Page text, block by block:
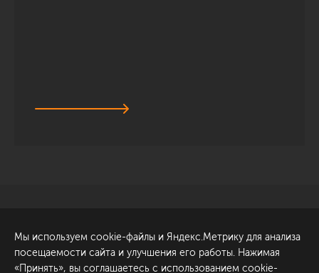
Обсудить проект
ул. Академика Павлова, 6
к1
Мы используем cookie-файлы и Яндекс.Метрику для анализа
посещаемости сайта и улучшения его работы. Нажимая
«Принять», вы соглашаетесь с использованием cookie-